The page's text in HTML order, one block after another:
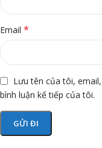
Email *
Lưu tên của tôi,
bình luận kế tiếp của tôi.